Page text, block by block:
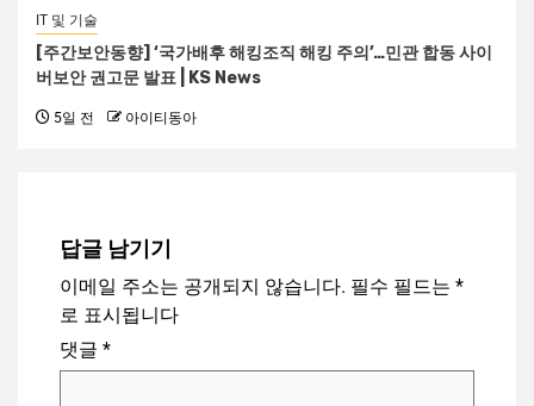
IT 및 기술
[주간보안동향] ‘국가배후 해킹조직 해킹 주의’…민관 합동 사이
버보안 권고문 발표 | KS News
5일 전 아이티동아
답글 남기기
이메일 주소는 공개되지 않습니다. 필수 필드는 *
로 표시됩니다
댓글 *